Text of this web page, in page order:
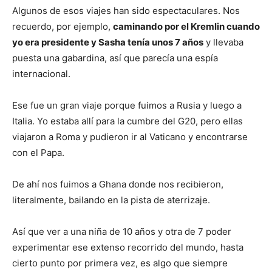
Algunos de esos viajes han sido espectaculares. Nos
recuerdo, por ejemplo, caminando por el Kremlin cuando
yo era presidente y Sasha tenía unos 7 años y llevaba
puesta una gabardina, así que parecía una espía
internacional.
Ese fue un gran viaje porque fuimos a Rusia y luego a
Italia. Yo estaba allí para la cumbre del G20, pero ellas
viajaron a Roma y pudieron ir al Vaticano y encontrarse
con el Papa.
De ahí nos fuimos a Ghana donde nos recibieron,
literalmente, bailando en la pista de aterrizaje.
Así que ver a una niña de 10 años y otra de 7 poder
experimentar ese extenso recorrido del mundo, hasta
cierto punto por primera vez, es algo que siempre